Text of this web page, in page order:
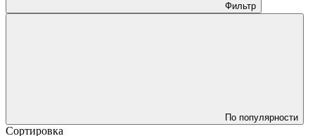
Фильтр
По популярности
Сортировка